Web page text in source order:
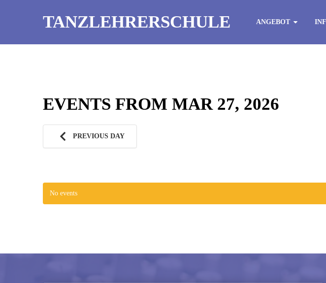
TANZLEHRERSCHULE ANGEBOT
EVENTS FROM MAR 27, 2026
PREVIOUS DAY
No events